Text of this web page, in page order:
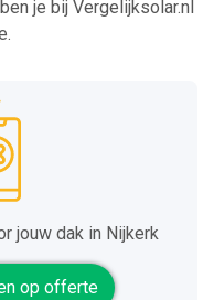
je bij Vergelijksolar.nl
jouw dak in Nijkerk
op offerte